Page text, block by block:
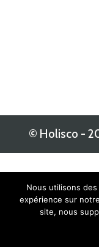
© Holisco -
Nous utilisons
expérience sur
site, nous